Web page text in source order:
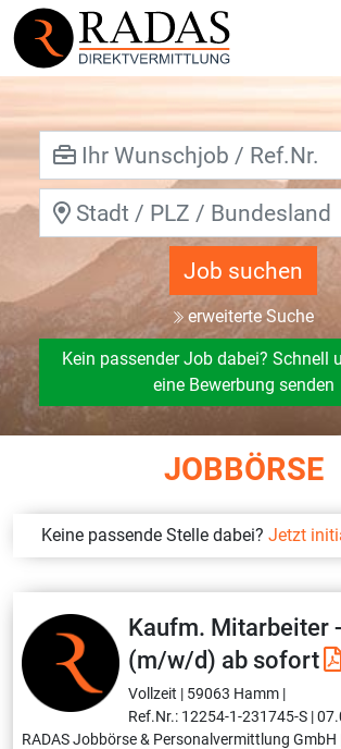
Job suchen
erweiterte Suche
Kein passender Job dabei? Schnell
eine Bewerbung senden
JOBBÖRSE
Keine passende Stelle dabei? Jetzt
Kaufm. Mitarbeiter
(m/w/d) ab sofort
Vollzeit | 59063 Hamm |
Ref.Nr.: 12254-1-231745-S |
RADAS Jobbörse & Personalvermittlung GmbH